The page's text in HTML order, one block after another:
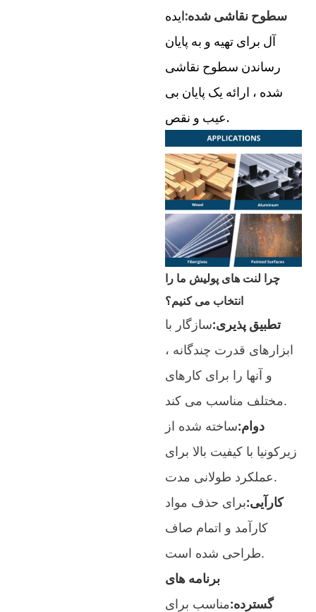
سطوح نقاشی شده:ایده
آل برای تهیه و به پایان
رساندن سطوح نقاشی
شده ، ارائه یک پایان بی
عیب و نقص.
چرا لنت های پولیش ما را
انتخاب می کنیم؟
تطبیق پذیری:سازگار با
ابزارهای قدرت چندگانه ،
و آنها را برای کارهای
مختلف مناسب می کند.
دوام:ساخته شده از
زیرکونیا با کیفیت بالا برای
عملکرد طولانی مدت.
کارآیی:برای حذف مواد
کارآمد و اتمام صاف
طراحی شده است.
برنامه های
گسترده:مناسب برای